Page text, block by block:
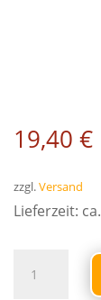
19,40€
zzgl.Versand
Lieferzeit:
Menge